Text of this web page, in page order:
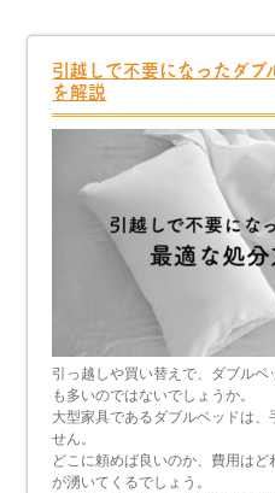
引越しで不要になったダブ
を解説
引っ越しや買い替えで、ダブル
も多いのではないでしょうか。
大型家具であるダブルベッドは
せん。
どこに頼めば良いのか、費用は
が湧いてくるでしょう。